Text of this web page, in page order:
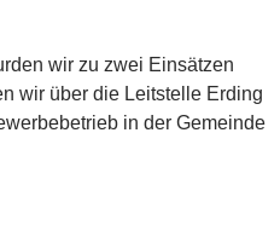
wir zu zwei Einsätzen
wir über die Leitstelle Erding
in der Gemeinde